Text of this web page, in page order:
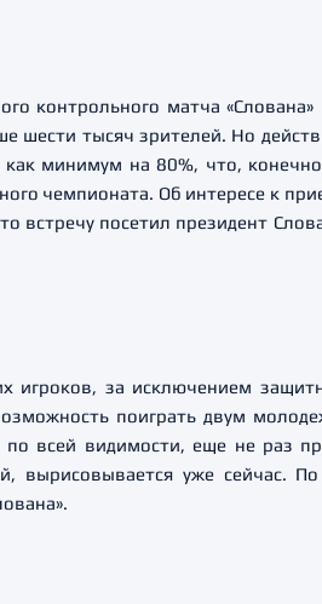
контрольного матча
шести тысяч зрителей. Но
минимум на 80%, что,
чемпионата. Об интересе к
встречу посетил президент
игроков, за исключением
поиграть двум
всей видимости, еще не раз
вырисовывается уже сейчас.